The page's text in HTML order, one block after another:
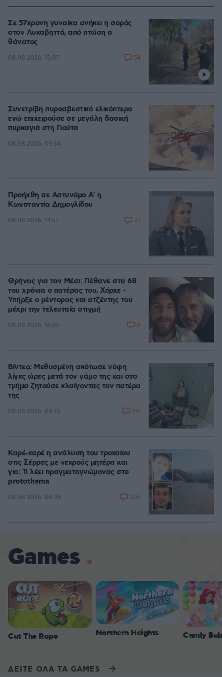
Σε 57χρονη γυναίκα ανήκει η σορός
στον Λυκαβηττό, από πτώση ο
θάνατος
08.08.2026, 15:07 54
Συνετρίβη πυροσβεστικό ελικόπτερο
ενώ επιχειρούσε σε μεγάλη δασική
πυρκαγιά στη Γιούτα
08.08.2026, 09:34
Προήχθη σε Αστυνόμο Α' η
Κωνσταντία Δημογλίδου
08.08.2026, 14:57 27
Θρήνος για τον Μέσι: Πέθανε στα 68
του χρόνια ο πατέρας του, Χόρχε -
Υπήρξε ο μέντορας και ατζέντης του
μέχρι την τελευταία στιγμή
08.08.2026, 16:05 8
Βίντεο: Μεθυσμένη σκότωσε νύφη
λίγες ώρες μετά τον γάμο της και στο
τμήμα ζητούσε κλαίγοντας τον πατέρα
της
08.08.2026, 09:25 116
Καρέ-καρέ η ανάλυση του τροχαίου
στις Σέρρες με νεκρούς μητέρα και
γιο: Τι λέει πραγματογνώμονας στο
protothema
08.08.2026, 08:36 205
Games
Cut The Rope Northern Heights Candy
ΔΕΙΤΕ ΟΛΑ ΤΑ GAMES